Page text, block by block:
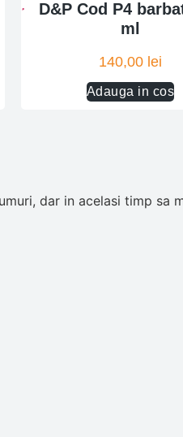
D&P Cod P4
ml
140,00 lei
Adauga in cos
dar in acelasi timp sa